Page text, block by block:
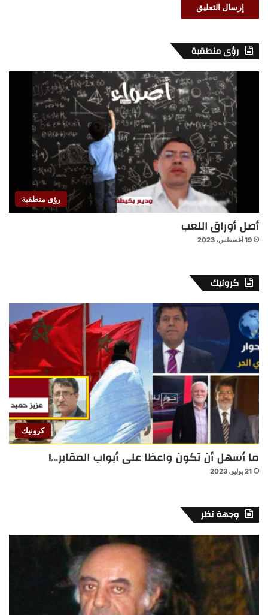
رؤى منطقية
رؤى منطقية
أصل أوراق اللعب
19 أغسطس، 2023
كرونيك
كرونيك
ما أسهل أن تكون واعظا على أبواب المقابر…!
21 يوليو، 2023
وجهة نظر